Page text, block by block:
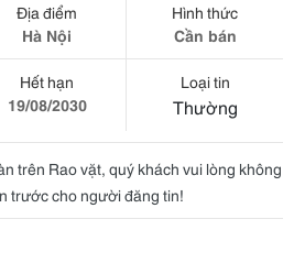
Địa điểm
Hà Nội
Hình thức
Cần bán
Hết hạn
19/08/2030
Loại tin
Thường
trên Rao vặt, quý khách vui lòng không
trước cho người đăng tin!